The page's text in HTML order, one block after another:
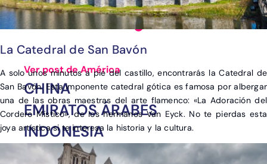
Ver post de América
CHINA
EMIRATOS ÁRABES
INDONESIA
JAPÓN
La Catedral de San Bavón
A solo unos minutos a pie del castillo, encontrarás la Catedral de
San Bavón. Esta imponente catedral gótica es famosa por albergar
una de las obras maestras del arte flamenco: «La Adoración del
Cordero Místico», de los hermanos Van Eyck. No te pierdas esta
joya artística si te interesa la historia y la cultura.